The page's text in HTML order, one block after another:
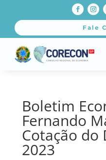
Fale
Boletim
Fernando
Cotação do
2023